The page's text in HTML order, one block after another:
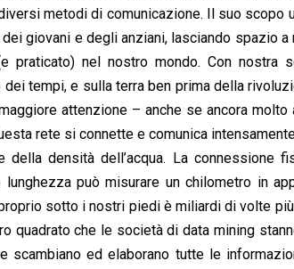
metodi di comunicazione. Il suo scopo
giovani e degli anziani, lasciando spazio a
nel nostro mondo. Con nostra
tempi, e sulla terra ben prima della
attenzione – anche se ancora
rete si connette e comunica
della densità dell’acqua. La connessione
può misurare un chilometro in
sotto i nostri piedi è miliardi di volte
quadrato che le società di data mining
scambiano ed elaborano tutte le